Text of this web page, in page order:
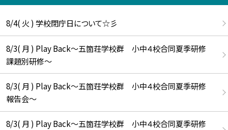
8/4( 火 ) 学校閉庁日について☆彡
8/3( 月 ) Play Back～五箇荘学校群 小中４校合同夏季研修
課題別研修～
8/3( 月 ) Play Back～五箇荘学校群 小中４校合同夏季研修
報告会～
8/3( 月 ) Play Back～五箇荘学校群 小中４校合同夏季研修